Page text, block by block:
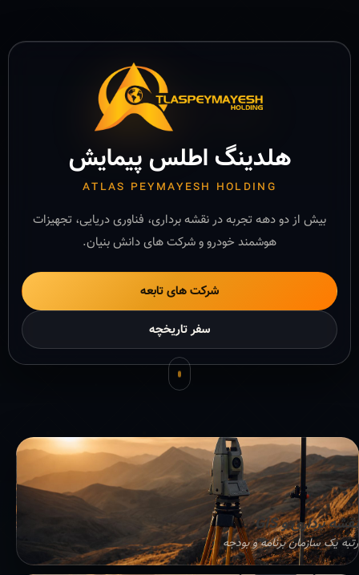
هلدینگ اطلس پیمایش
ATLAS PEYMAYESH HOLDING
بیش از دو دهه تجربه در نقشه برداری، فناوری دریایی، تجهیزات
هوشمند خودرو و شرکت های دانش بنیان.
شرکت های تابعه
سفر تاریخچه
نقشه برداری و GIS
رتبه یک سازمان برنامه و بودجه